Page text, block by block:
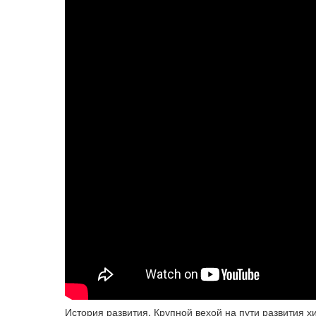
История развития. Крупной вехой на пути развития